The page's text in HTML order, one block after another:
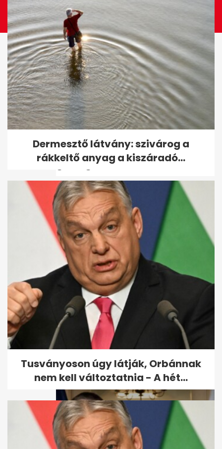
Kínai kutatók új térképen
mutatják meg a Hold
geológiai...
2,8-as földrengést mértek
Romániában, Gătaia
közelében
Dermesztő látvány: szivárog a
rákkeltő anyag a kiszáradó...
Tusványoson úgy látják, Orbánnak
nem kell változtatnia - A hét...